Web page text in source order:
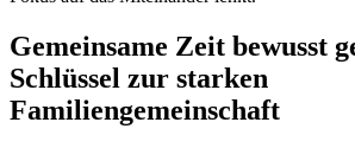
Gemeinsame Zeit bewusst
Schlüssel zur starken
Familiengemeinschaft